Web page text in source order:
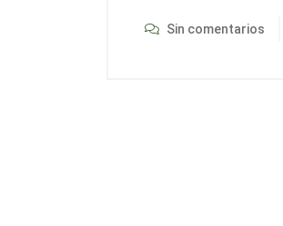
Sin comentarios